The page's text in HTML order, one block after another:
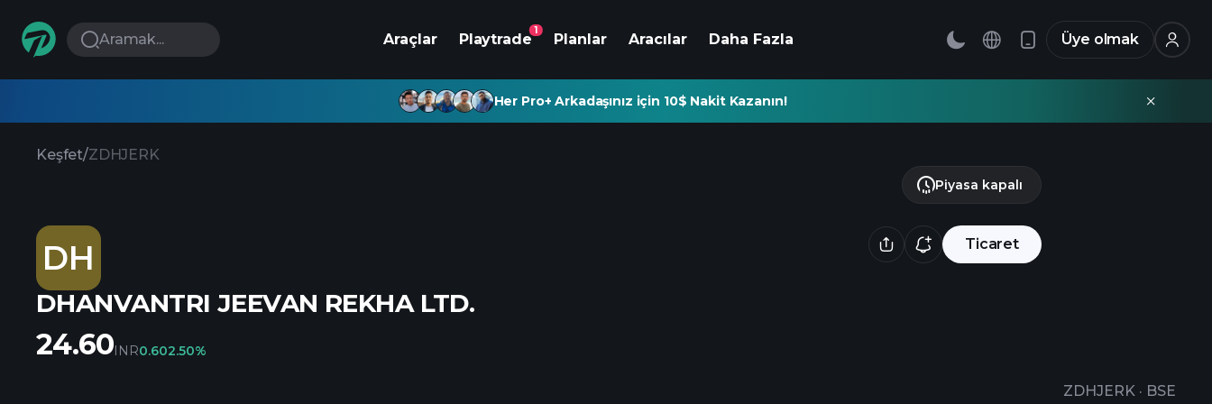
Aramak... Araçlar Playtrade
1
Planlar Aracılar Daha Fazla Üye olmak
Her Pro+ Arkadaşınız için 10$ Nakit Kazanın!
Keşfet/ZDHJERK
DH Ticaret
DHANVANTRI JEEVAN REKHA LTD.
ZDHJERK · BSE
Piyasa kapalı
24.60INR0.602.50%